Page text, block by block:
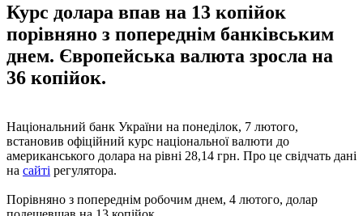
Курс долара впав на 13 копійок
порівняно з попереднім банківським
днем. Європейська валюта зросла на
36 копійок.
Національний банк України на понеділок, 7 лютого,
встановив офіційний курс національної валюти до
американського долара на рівні 28,14 грн. Про це свідчать дані
на сайті регулятора.
Порівняно з попереднім робочим днем, 4 лютого, долар